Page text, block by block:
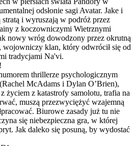
odsłonie sagi Avatar. Jake i
i wyruszają w podróż przez
z koczowniczymi Wietrznymi
nowy wróg dowodzony przez okrutną
wojowniczy klan, który odwrócił się od
tradycjami Na'vi.
thrillerze psychologicznym
McAdams i Dylan O’Brien),
życiem z katastrofy samolotu, trafia na
muszą przezwyciężyć wzajemną
Biurowe zasady już tu nie
się niebezpieczna gra, w której
Jak daleko się posuną, by wydostać